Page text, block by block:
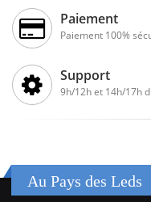
Paiement
Paiement 100%
Support
9h/12h et 14h/17h
Au Pays des Leds